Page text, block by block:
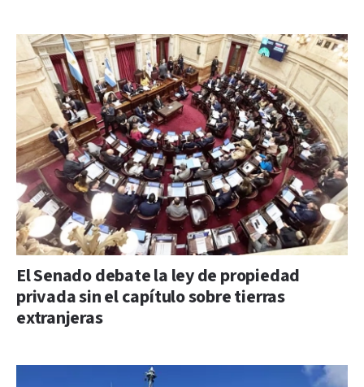
El Senado debate la ley de propiedad
privada sin el capítulo sobre tierras
extranjeras